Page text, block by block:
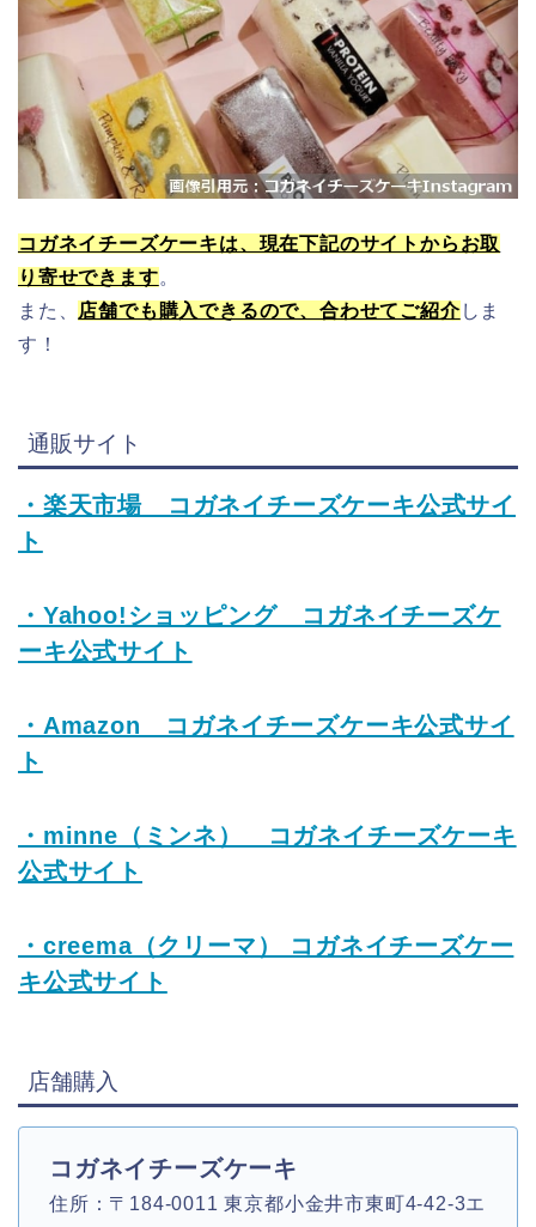
コガネイチーズケーキは、現在下記のサイトからお取
り寄せできます。
また、 店舗でも購入できるので、合わせてご紹介しま
す！
通販サイト
・楽天市場 コガネイチーズケーキ公式サイ
ト
・Yahoo!ショッピング コガネイチーズケ
ーキ公式サイト
・Amazon コガネイチーズケーキ公式サイ
ト
・minne（ミンネ） コガネイチーズケーキ
公式サイト
・creema（クリーマ） コガネイチーズケー
キ公式サイト
店舗購入
コガネイチーズケーキ
住所：〒184-0011 東京都小金井市東町4‐42‐3エ